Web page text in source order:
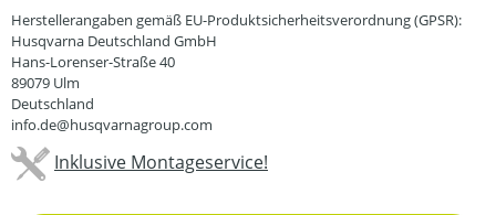
Herstellerangaben gemäß EU-Produktsicherheitsverordnung (GPSR):
Husqvarna Deutschland GmbH
Hans-Lorenser-Straße 40
89079 Ulm
Deutschland
info.de@husqvarnagroup.com
Inklusive Montageservice!